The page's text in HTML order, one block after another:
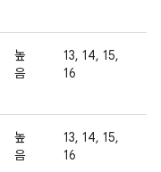
높
음
13, 14, 15,
16
높
음
13, 14, 15,
16